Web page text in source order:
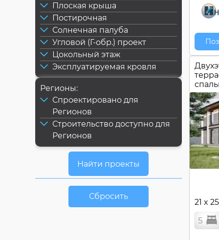
Плоская крыша
Постирочная
Солнечная палуба
Угловой (Г-обр.) проект
Цокольный этаж
Эксплуатируемая кровля
Регионы:
Спроектировано для
Регионов
Строительство доступно для
Регионов
Сбросить
21 x
5